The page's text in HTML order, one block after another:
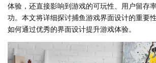
体验，还直接影响到游戏的可玩性、用户留存
功。本文将详细探讨捕鱼游戏界面设计的重要
如何通过优秀的界面设计提升游戏体验。